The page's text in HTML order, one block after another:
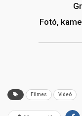
Fotó,
Filmes Videó